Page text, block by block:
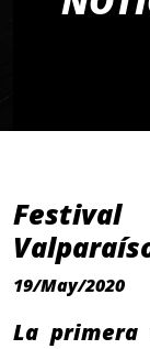
19/May/2020
La primera